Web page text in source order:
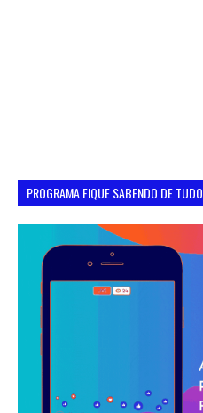
PROGRAMA FIQUE SABENDO DE TUDO